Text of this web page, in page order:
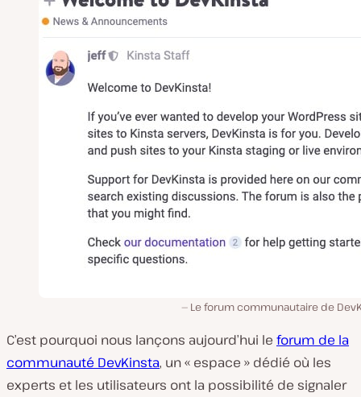
Le forum communautaire de
C’est pourquoi nous lançons aujourd’hui le forum de la
communauté DevKinsta, un « espace » dédié où les
experts et les utilisateurs ont la possibilité de signaler